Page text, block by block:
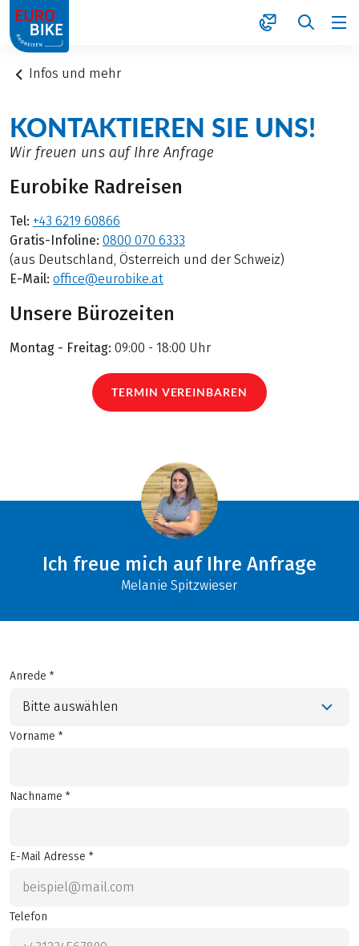
1
Infos und mehr
KONTAKTIEREN SIE UNS!
Wir freuen uns auf Ihre Anfrage
Eurobike Radreisen
Tel: +43 6219 60866
Gratis-Infoline: 0800 070 6333
(aus Deutschland, Österreich und der Schweiz)
E-Mail: office@eurobike.at
Unsere Bürozeiten
Montag - Freitag: 09:00 - 18:00 Uhr
TERMIN VEREINBAREN
Ich freue mich auf Ihre Anfrage
Melanie Spitzwieser
Anrede *
Bitte auswählen
Vorname *
Nachname *
E-Mail Adresse *
Telefon